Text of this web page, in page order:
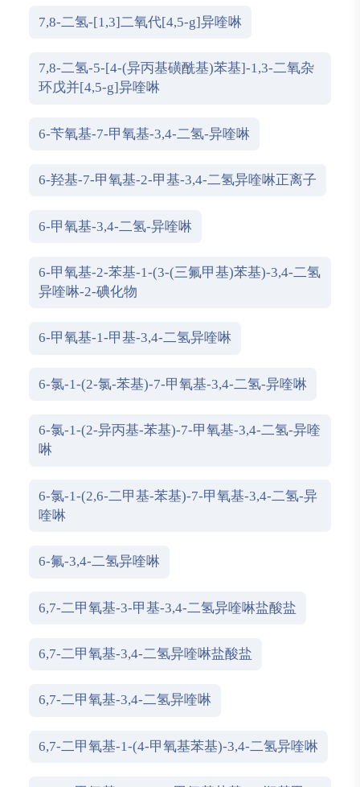
7,8-二氢-[1,3]二氧代[4,5-g]异喹啉
7,8-二氢-5-[4-(异丙基磺酰基)苯基]-1,3-二氧杂
环戊并[4,5-g]异喹啉
6-苄氧基-7-甲氧基-3,4-二氢-异喹啉
6-羟基-7-甲氧基-2-甲基-3,4-二氢异喹啉正离子
6-甲氧基-3,4-二氢-异喹啉
6-甲氧基-2-苯基-1-(3-(三氟甲基)苯基)-3,4-二氢
异喹啉-2-碘化物
6-甲氧基-1-甲基-3,4-二氢异喹啉
6-氯-1-(2-氯-苯基)-7-甲氧基-3,4-二氢-异喹啉
6-氯-1-(2-异丙基-苯基)-7-甲氧基-3,4-二氢-异喹
啉
6-氯-1-(2,6-二甲基-苯基)-7-甲氧基-3,4-二氢-异
喹啉
6-氟-3,4-二氢异喹啉
6,7-二甲氧基-3-甲基-3,4-二氢异喹啉盐酸盐
6,7-二甲氧基-3,4-二氢异喹啉盐酸盐
6,7-二甲氧基-3,4-二氢异喹啉
6,7-二甲氧基-1-(4-甲氧基苯基)-3,4-二氢异喹啉